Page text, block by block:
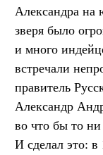
Александра на
зверя было
и много
встречали
правитель
Александр
во что бы то ни
И сделал это: